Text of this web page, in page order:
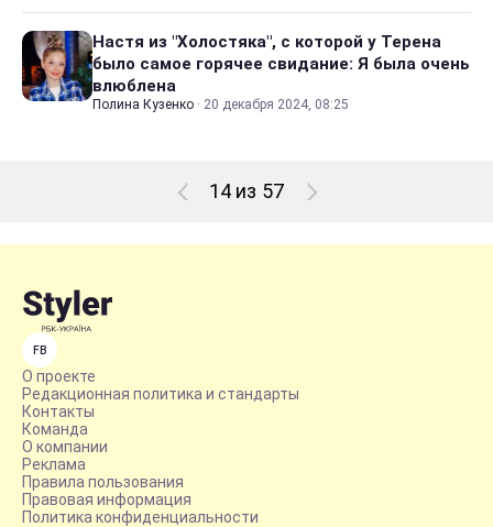
Настя из "Холостяка", с которой у Терена
было самое горячее свидание: Я была очень
влюблена
Полина Кузенко · 20 декабря 2024, 08:25
14 из 57
FB
О проекте
Редакционная политика и стандарты
Контакты
Команда
О компании
Реклама
Правила пользования
Правовая информация
Политика конфиденциальности